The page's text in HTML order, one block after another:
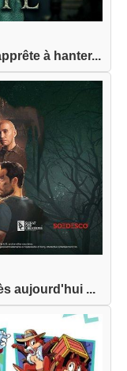
à hanter...
aujourd'hui ...